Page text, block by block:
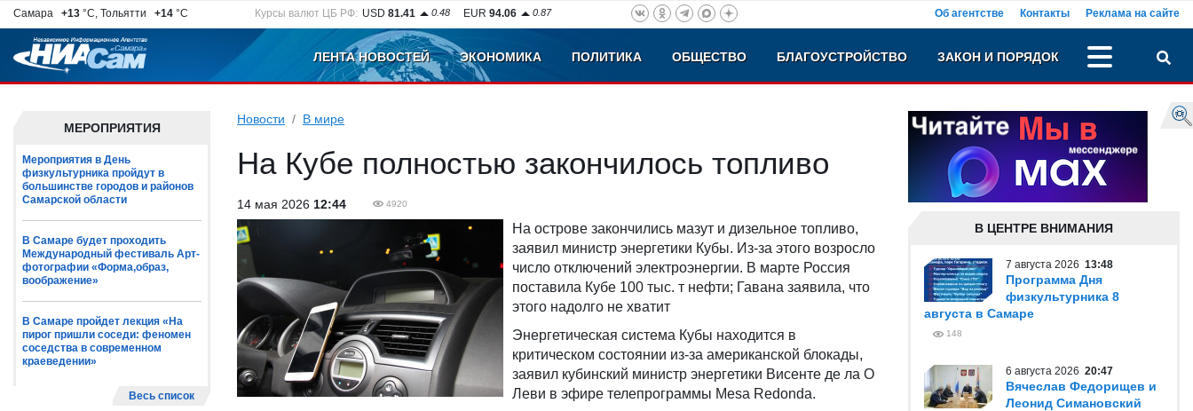
Самара +13 °C, Тольятти +14 °C Курсы валют ЦБ РФ: USD 81.41 0.48 EUR 94.06 0.87 Об агентстве Контакты Реклама на сайте
ЛЕНТА НОВОСТЕЙ ЭКОНОМИКА ПОЛИТИКА ОБЩЕСТВО БЛАГОУСТРОЙСТВО ЗАКОН И ПОРЯДОК
МЕРОПРИЯТИЯ
Мероприятия в День
физкультурника пройдут в
большинстве городов и районов
Самарской области
В Самаре будет проходить
Международный фестиваль Арт-
фотографии «Форма,образ,
воображение»
В Самаре пройдет лекция «На
пирог пришли соседи: феномен
соседства в современном
краеведении»
Весь список
Новости В мире
На Кубе полностью закончилось топливо
14 мая 2026 12:44 4920
На острове закончились мазут и дизельное топливо,
заявил министр энергетики Кубы. Из-за этого возросло
число отключений электроэнергии. В марте Россия
поставила Кубе 100 тыс. т нефти; Гавана заявила, что
этого надолго не хватит
Энергетическая система Кубы находится в
критическом состоянии из-за американской блокады,
заявил кубинский министр энергетики Висенте де ла О
Леви в эфире телепрограммы Mesa Redonda.
В ЦЕНТРЕ ВНИМАНИЯ
7 августа 2026 13:48
Программа Дня
физкультурника 8
августа в Самаре
148
6 августа 2026 20:47
Вячеслав Федорищев и
Леонид Симановский